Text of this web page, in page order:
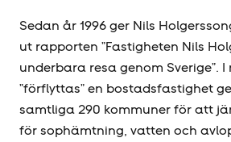
Sedan år 1996 ger Nils
ut rapporten ”Fastigheten Nils
underbara resa genom Sverige”.
”förflyttas” en bostadsfastighet
samtliga 290 kommuner för att
för sophämtning, vatten och